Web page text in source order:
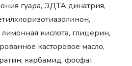
гуара, ЭДТА динатрия,
кислота, глицерин,
касторовое масло,
карбамид, фосфат